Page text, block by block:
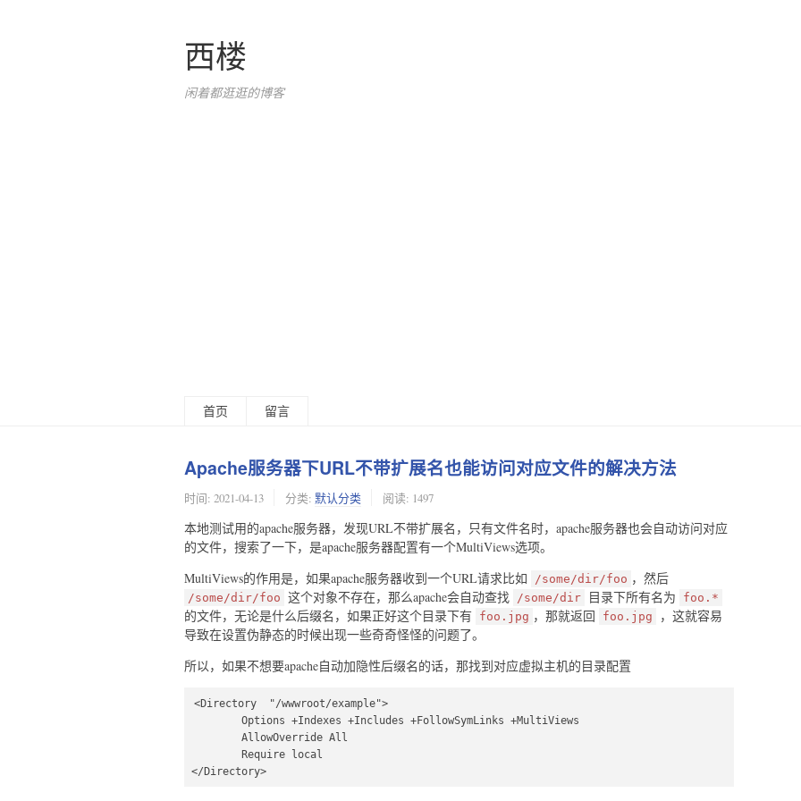
西楼
闲着都逛逛的博客
首页 留言
Apache服务器下URL不带扩展名也能访问对应文件的解决方法
时间: 2021-04-13 分类: 默认分类 阅读: 1497
本地测试用的apache服务器，发现URL不带扩展名，只有文件名时，apache服务器也会自动访问对应
的文件，搜索了一下，是apache服务器配置有一个MultiViews选项。
MultiViews的作用是，如果apache服务器收到一个URL请求比如
/some/dir/foo ，然后
/some/dir/foo 这个对象不存在，那么apache会自动查找 /some/dir 目录下所有名为 foo.*
的文件，无论是什么后缀名，如果正好这个目录下有 foo.jpg ，那就返回 foo.jpg
，这就容易
导致在设置伪静态的时候出现一些奇奇怪怪的问题了。
所以，如果不想要apache自动加隐性后缀名的话，那找到对应虚拟主机的目录配置
<Directory  "/wwwroot/example">